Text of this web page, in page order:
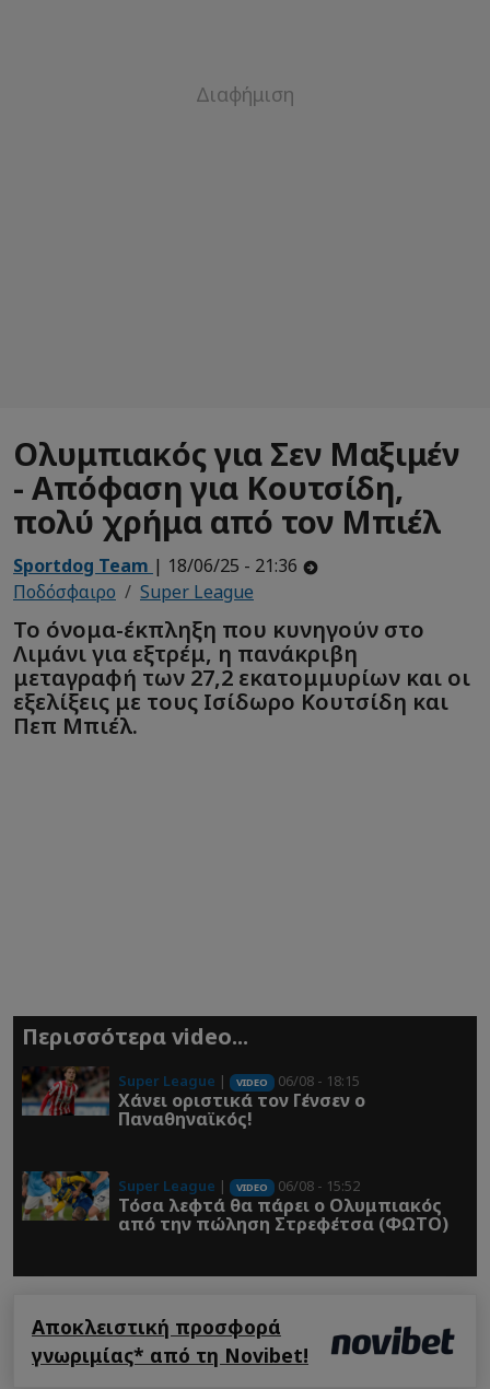
Ολυμπιακός για Σεν Μαξιμέν
- Απόφαση για Κουτσίδη,
πολύ χρήμα από τον Μπιέλ
Sportdog Team | 18/06/25 - 21:36
Ποδόσφαιρο
Super League
Το όνομα-έκπληξη που κυνηγούν στο
Λιμάνι για εξτρέμ, η πανάκριβη
μεταγραφή των 27,2 εκατομμυρίων και οι
εξελίξεις με τους Ισίδωρο Κουτσίδη και
Πεπ Μπιέλ.
Περισσότερα video...
Super League | VIDEO 06/08 - 18:15
Χάνει οριστικά τον Γένσεν ο
Παναθηναϊκός!
Super League | VIDEO 06/08 - 15:52
Τόσα λεφτά θα πάρει ο Ολυμπιακός
από την πώληση Στρεφέτσα (ΦΩΤΟ)
Αποκλειστική προσφορά
γνωριμίας* από τη Novibet!